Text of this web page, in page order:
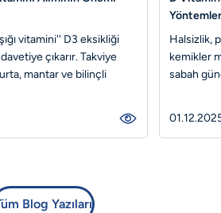
D3K2
Çekirdeği Yağı İçeren Takviye Edici Gıda
emilim ve biyoyararlanım sunan
vitamini'' D3 eksikliği
çıkarır. Takviye
mantar ve bilinçli
Halsizlik,
kemikler
sabah
Blog Yazıları